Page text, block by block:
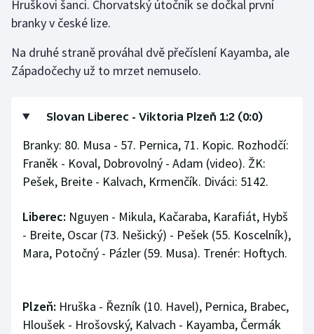
Hruškovi šanci. Chorvatský útočník se dočkal první
branky v české lize.
Na druhé straně prováhal dvě přečíslení Kayamba, ale
Západočechy už to mrzet nemuselo.
Slovan Liberec - Viktoria Plzeň 1:2 (0:0)
Branky: 80. Musa - 57. Pernica, 71. Kopic. Rozhodčí:
Franěk - Koval, Dobrovolný - Adam (video). ŽK:
Pešek, Breite - Kalvach, Krmenčík. Diváci: 5142.
Liberec: Nguyen - Mikula, Kačaraba, Karafiát, Hybš
- Breite, Oscar (73. Nešický) - Pešek (55. Koscelník),
Mara, Potočný - Pázler (59. Musa). Trenér: Hoftych.
Plzeň: Hruška - Řezník (10. Havel), Pernica, Brabec,
Hloušek - Hrošovský, Kalvach - Kayamba, Čermák